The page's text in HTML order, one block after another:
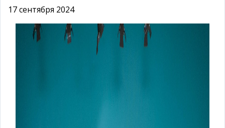
17 сентября 2024